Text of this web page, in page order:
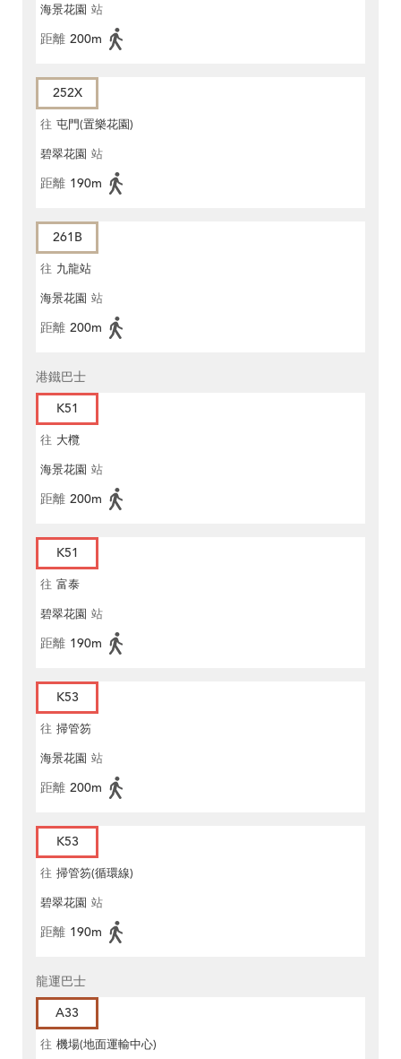
海景花園 站
距離 200m
252X
往 屯門(置樂花園)
碧翠花園 站
距離 190m
261B
往 九龍站
海景花園 站
距離 200m
港鐵巴士
K51
往 大欖
海景花園 站
距離 200m
K51
往 富泰
碧翠花園 站
距離 190m
K53
往 掃管笏
海景花園 站
距離 200m
K53
往 掃管笏(循環線)
碧翠花園 站
距離 190m
龍運巴士
A33
往 機場(地面運輸中心)